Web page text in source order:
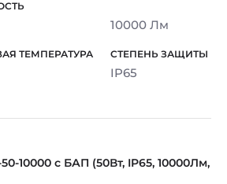
10000 Лм
IP65
10000 с БАП (50Вт, IP65, 10000Лм,